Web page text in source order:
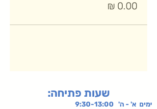
:שעות פתיחה
ימים א' - ה' 9:30-13:00